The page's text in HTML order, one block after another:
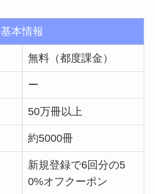
基本情報
無料（都度課金）
ー
50万冊以上
約5000冊
新規登録で6回分の5
0%オフクーポン